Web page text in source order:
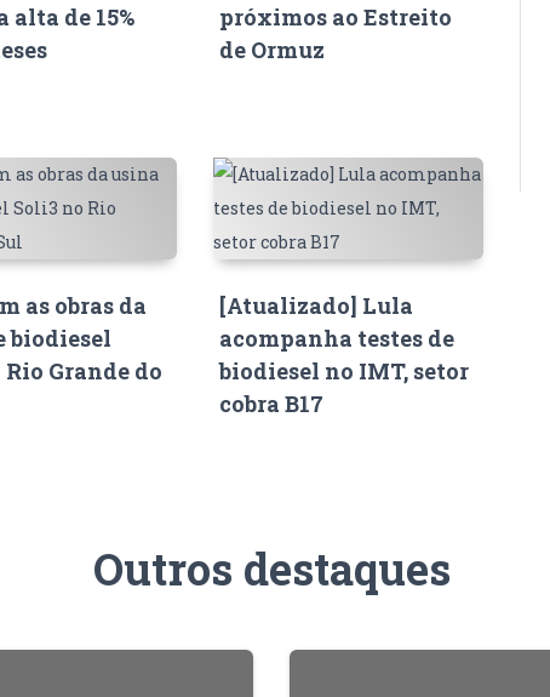
alta de 15%
próximos ao Estreito
de Ormuz
as obras da
biodiesel
Grande do
[Atualizado] Lula
acompanha testes de
biodiesel no IMT, setor
cobra B17
Outros destaques